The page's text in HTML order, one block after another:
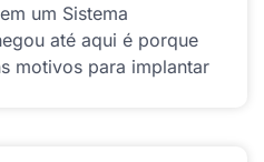
um Sistema
até aqui é porque
motivos para implantar